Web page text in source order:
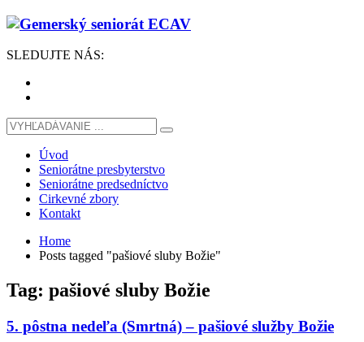
SLEDUJTE NÁS:
Úvod
Seniorátne presbyterstvo
Seniorátne predsedníctvo
Cirkevné zbory
Kontakt
Home
Posts tagged "pašiové sluby Božie"
Tag: pašiové sluby Božie
5. pôstna nedeľa (Smrtná) – pašiové služby Božie